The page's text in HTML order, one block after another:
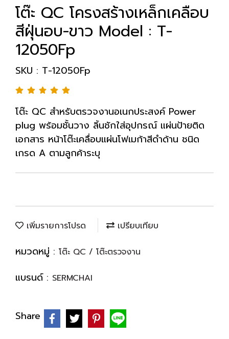
โต๊ะ QC โครงสร้างเหล็กเคลือบ
สีฝุ่นอบ-ขาว Model : T-
12050Fp
SKU : T-12050Fp
โต๊ะ QC สำหรับตรวจงานอเนกประสงค์ Power
plug พร้อมชั้นวาง ลิ้นชักใส่อุปกรณ์ แผ่นป้ายติด
เอกสาร หน้าโต๊ะเคลื่อบแผ่นโฟเมก้าสีดำด้าน ชนิด
เกรด A ตามลูกค้าระบุ
เพิ่มรายการโปรด เปรียบเทียบ
หมวดหมู่ : โต๊ะ QC / โต๊ะตรวจงาน
แบรนด์ : SERMCHAI
Share